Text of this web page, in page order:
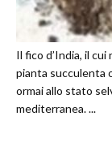
Il fico d’India, il
pianta succulenta
ormai allo stato
mediterranea. ...